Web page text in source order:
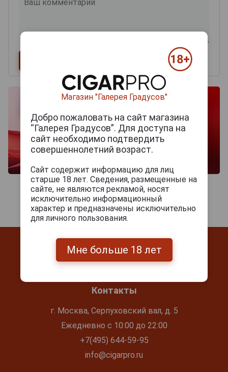
Контакты
г. Москва, Серпуховский вал, д. 5
Ежедневно с 10:00 до 22:00
+7(495) 644-59-95
info@cigarpro.ru
Магазин "Галерея Градусов"
Добро пожаловать на сайт магазина
“Галерея Градусов”. Для доступа на
сайт необходимо подтвердить
совершеннолетний возраст.
Сайт содержит информацию для лиц
старше 18 лет. Сведения, размещенные на
сайте, не являются рекламой, носят
исключительно информационный
характер и предназначены исключительно
для личного пользования.
Мне больше 18 лет